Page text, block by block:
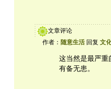
文章评论
作者： 随意生活回复 文
这当然是最严重
有备无患。